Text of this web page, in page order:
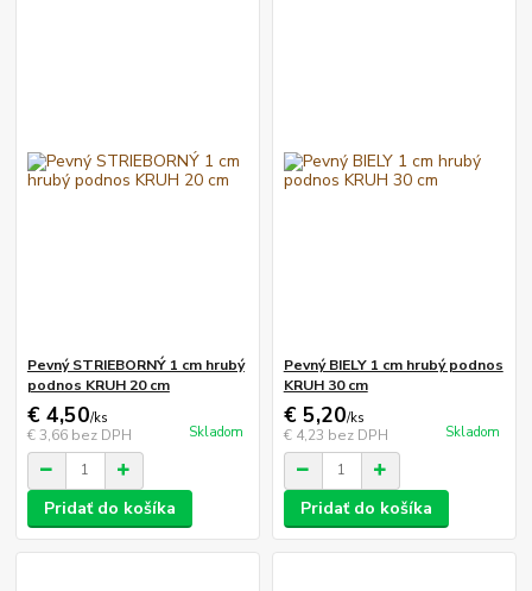
Pevný STRIEBORNÝ 1 cm hrubý
podnos KRUH 20 cm
€ 4,50/ks
€ 3,66 bez DPH Skladom
Pridať do košíka
Pevný BIELY 1 cm hrubý podnos
KRUH 30 cm
€ 5,20/ks
€ 4,23 bez DPH Skladom
Pridať do košíka